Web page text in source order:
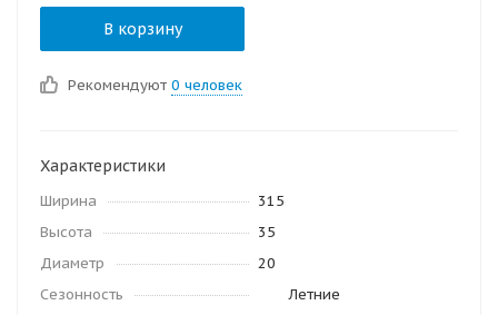
В корзину
Рекомендуют 0 человек
Характеристики
Ширина
315
Высота
35
Диаметр
20
Сезонность
Летние